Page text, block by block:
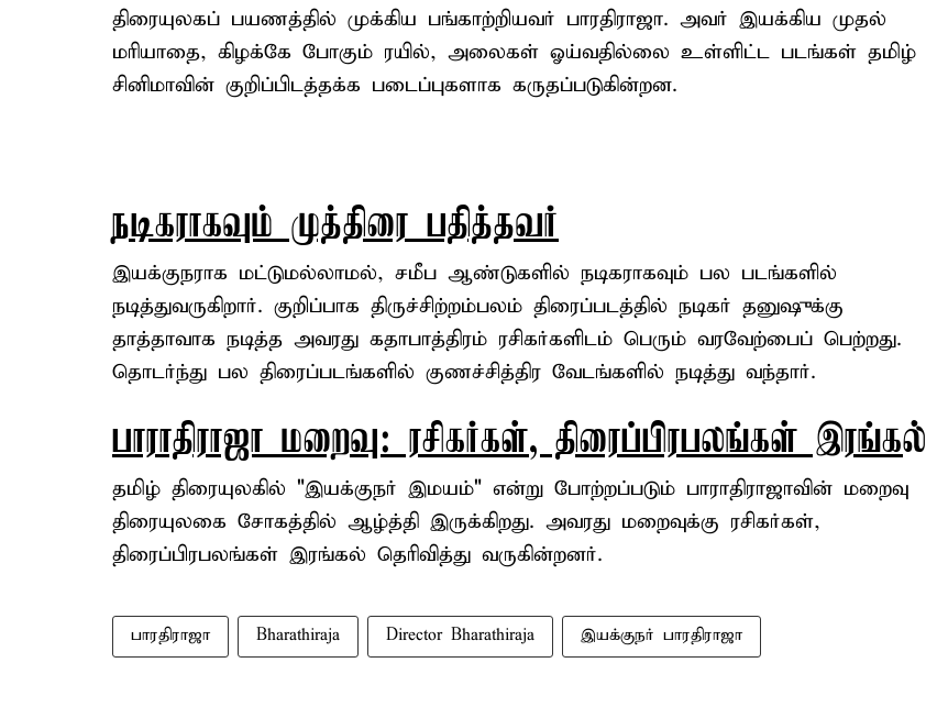
திரையுலகப் பயணத்தில் முக்கிய பங்காற்றியவர் பாரதிராஜா. அவர் இயக்கிய முதல்
மரியாதை, கிழக்கே போகும் ரயில், அலைகள் ஓய்வதில்லை உள்ளிட்ட படங்கள் தமிழ்
சினிமாவின் குறிப்பிடத்தக்க படைப்புகளாக கருதப்படுகின்றன.
நடிகராகவும் முத்திரை பதித்தவர்
இயக்குநராக மட்டுமல்லாமல், சமீப ஆண்டுகளில் நடிகராகவும் பல படங்களில்
நடித்துவருகிறார். குறிப்பாக திருச்சிற்றம்பலம் திரைப்படத்தில் நடிகர் தனுஷுக்கு
தாத்தாவாக நடித்த அவரது கதாபாத்திரம் ரசிகர்களிடம் பெரும் வரவேற்பைப் பெற்றது.
தொடர்ந்து பல திரைப்படங்களில் குணச்சித்திர வேடங்களில் நடித்து வந்தார்.
பாராதிராஜா மறைவு: ரசிகர்கள், திரைப்பிரபலங்கள் இரங்கல்
தமிழ் திரையுலகில் "இயக்குநர் இமயம்" என்று போற்றப்படும் பாராதிராஜாவின் மறைவு
திரையுலகை சோகத்தில் ஆழ்த்தி இருக்கிறது. அவரது மறைவுக்கு ரசிகர்கள்,
திரைப்பிரபலங்கள் இரங்கல் தெரிவித்து வருகின்றனர்.
பாரதிராஜா Bharathiraja Director Bharathiraja இயக்குநர் பாரதிராஜா